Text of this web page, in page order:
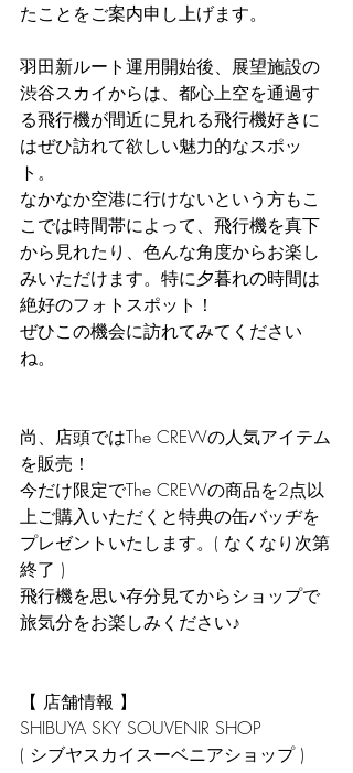
たことをご案内申し上げます。
羽田新ルート運用開始後、展望施設の
渋谷スカイからは、都心上空を通過す
る飛行機が間近に見れる飛行機好きに
はぜひ訪れて欲しい魅力的なスポッ
ト。
なかなか空港に行けないという方もこ
こでは時間帯によって、飛行機を真下
から見れたり、色んな角度からお楽し
みいただけます。特に夕暮れの時間は
絶好のフォトスポット！
ぜひこの機会に訪れてみてください
ね。
尚、店頭ではThe CREWの人気アイテム
を販売！
今だけ限定でThe CREWの商品を2点以
上ご購入いただくと特典の缶バッヂを
プレゼントいたします。( なくなり次第
終了 )
飛行機を思い存分見てからショップで
旅気分をお楽しみください♪
【 店舗情報 】
SHIBUYA SKY SOUVENIR SHOP
( シブヤスカイスーベニアショップ )